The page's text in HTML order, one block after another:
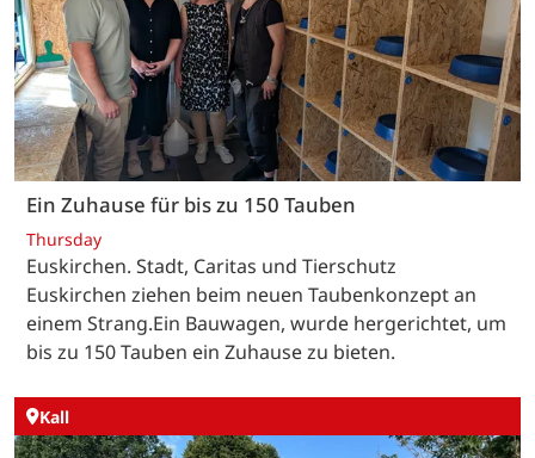
Ein Zuhause für bis zu 150 Tauben
Thursday
Euskirchen. Stadt, Caritas und Tierschutz
Euskirchen ziehen beim neuen Taubenkonzept an
einem Strang.Ein Bauwagen, wurde hergerichtet, um
bis zu 150 Tauben ein Zuhause zu bieten.
Kall